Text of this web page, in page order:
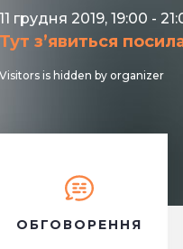
11 грудня 2019, 19:00 -
Тут з’явиться
Visitors is hidden by organizer
ОБГОВОРЕННЯ